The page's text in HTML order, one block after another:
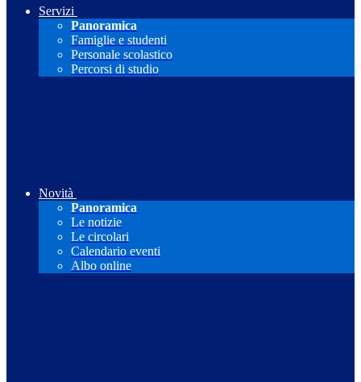
Servizi
Panoramica
Famiglie e studenti
Personale scolastico
Percorsi di studio
Novità
Panoramica
Le notizie
Le circolari
Calendario eventi
Albo online